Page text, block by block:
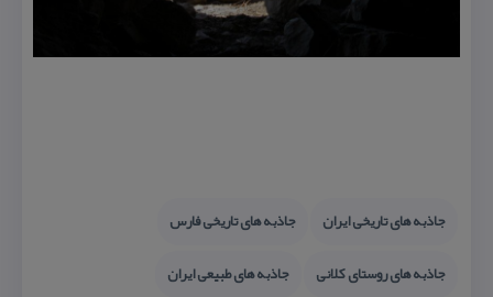
جاذبه های تاریخی ایران
جاذبه های تاریخی فارس
جاذبه های روستای كلانی
جاذبه های طبیعی ایران